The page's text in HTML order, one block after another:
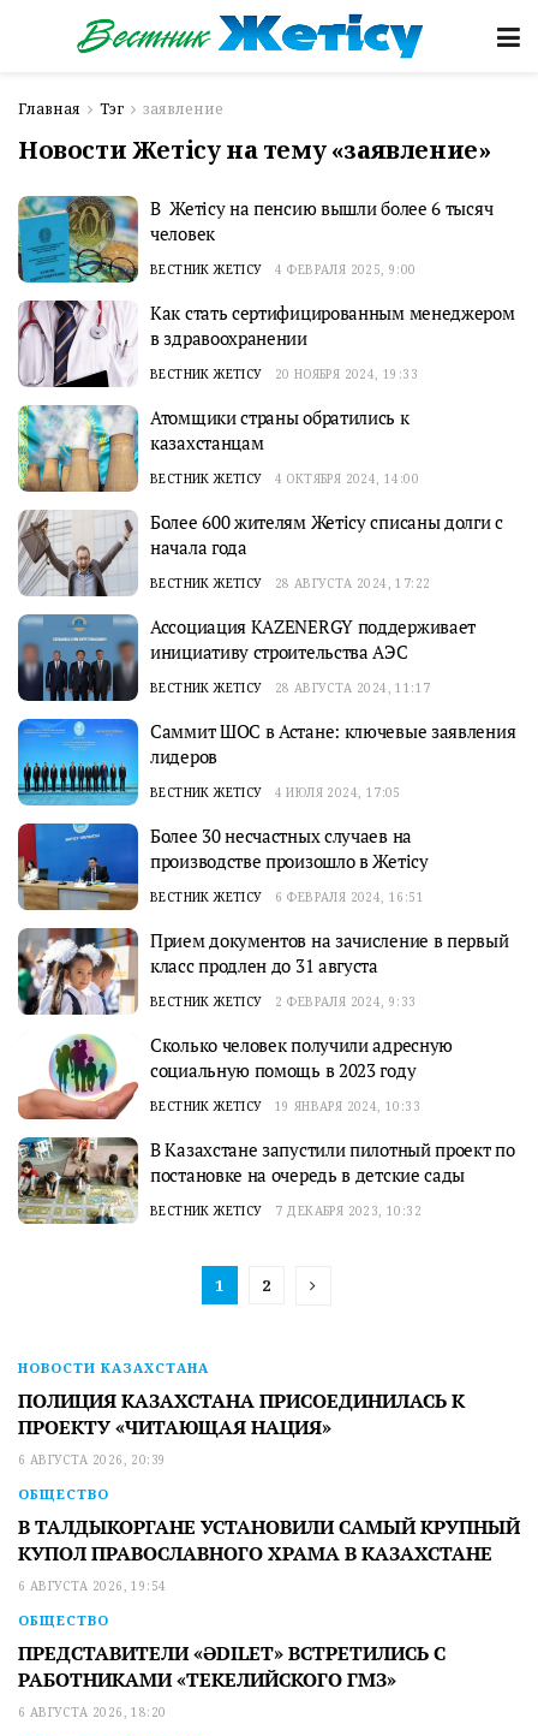
Главная Тэг заявление
Новости Жетісу на тему «заявление»
В Жетісу на пенсию вышли более 6 тысяч
человек
ВЕСТНИК ЖЕТІСУ 4 ФЕВРАЛЯ 2025, 9:00
Как стать сертифицированным менеджером
в здравоохранении
ВЕСТНИК ЖЕТІСУ 20 НОЯБРЯ 2024, 19:33
Атомщики страны обратились к
казахстанцам
ВЕСТНИК ЖЕТІСУ 4 ОКТЯБРЯ 2024, 14:00
Более 600 жителям Жетісу списаны долги с
начала года
ВЕСТНИК ЖЕТІСУ 28 АВГУСТА 2024, 17:22
Ассоциация KAZENERGY поддерживает
инициативу строительства АЭС
ВЕСТНИК ЖЕТІСУ 28 АВГУСТА 2024, 11:17
Саммит ШОС в Астане: ключевые заявления
лидеров
ВЕСТНИК ЖЕТІСУ 4 ИЮЛЯ 2024, 17:05
Более 30 несчастных случаев на
производстве произошло в Жетісу
ВЕСТНИК ЖЕТІСУ 6 ФЕВРАЛЯ 2024, 16:51
Прием документов на зачисление в первый
класс продлен до 31 августа
ВЕСТНИК ЖЕТІСУ 2 ФЕВРАЛЯ 2024, 9:33
Сколько человек получили адресную
социальную помощь в 2023 году
ВЕСТНИК ЖЕТІСУ 19 ЯНВАРЯ 2024, 10:33
В Казахстане запустили пилотный проект по
постановке на очередь в детские сады
ВЕСТНИК ЖЕТІСУ 7 ДЕКАБРЯ 2023, 10:32
1 2
НОВОСТИ КАЗАХСТАНА
ПОЛИЦИЯ КАЗАХСТАНА ПРИСОЕДИНИЛАСЬ К
ПРОЕКТУ «ЧИТАЮЩАЯ НАЦИЯ»
6 АВГУСТА 2026, 20:39
ОБЩЕСТВО
В ТАЛДЫКОРГАНЕ УСТАНОВИЛИ САМЫЙ КРУПНЫЙ
КУПОЛ ПРАВОСЛАВНОГО ХРАМА В КАЗАХСТАНЕ
6 АВГУСТА 2026, 19:54
ОБЩЕСТВО
ПРЕДСТАВИТЕЛИ «ӘDILET» ВСТРЕТИЛИСЬ С
РАБОТНИКАМИ «ТЕКЕЛИЙСКОГО ГМЗ»
6 АВГУСТА 2026, 18:20